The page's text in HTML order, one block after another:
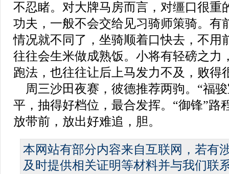
不忍睹。对大牌马房而言，对缰口很重
功夫，一般不会交给见习骑师策骑。有
情况就不同了，坐骑顺着口快去，不用
往往会生米做成熟饭。小将有轻磅之力
跑法，也往往让后上马发力不及，败得
周三沙田夜赛，彼德推荐两驹。“福
平，抽得好档位，最合发挥。“御锋”路
放带前，放出好难追，胆。
本网站有部分内容来自互联网，若有
及时提供相关证明等材料并与我们联